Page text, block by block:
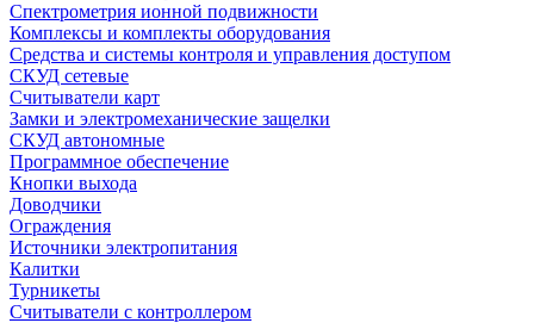
Спектрометрия ионной подвижности
Комплексы и комплекты оборудования
Средства и системы контроля и управления доступом
СКУД сетевые
Считыватели карт
Замки и электромеханические защелки
СКУД автономные
Программное обеспечение
Кнопки выхода
Доводчики
Ограждения
Источники электропитания
Калитки
Турникеты
Считыватели с контроллером